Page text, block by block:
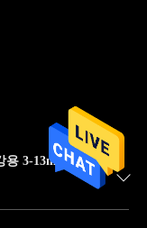
용 3-13mm)